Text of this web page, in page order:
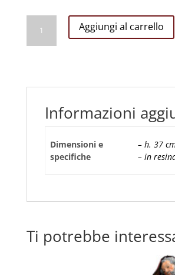
cm37
5
quantità
Aggiungi al carrello
Informazioni
Dimensioni e
specifiche
– h. 37
– in
Ti potrebbe